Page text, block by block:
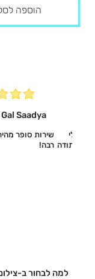
הוספה
Gal Saadya
שירות סופר
רבה!
לי
תודה
למה לבחור ב-